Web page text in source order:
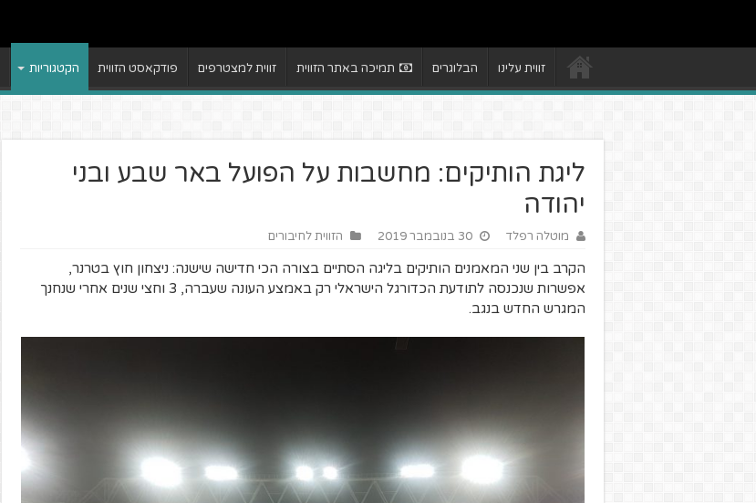
זווית עלינו הבלוגרים תמיכה באתר הזווית זווית למצטרפים פודקאסט הזווית הקטגוריות
ליגת הותיקים: מחשבות על הפועל באר שבע ובני
יהודה
מוטלה רפלד 30 בנובמבר 2019 הזווית לחיבורים
הקרב בין שני המאמנים הותיקים בליגה הסתיים בצורה הכי חדישה שישנה: ניצחון חוץ בטרנר,
אפשרות שנכנסה לתודעת הכדורגל הישראלי רק באמצע העונה שעברה, 3 וחצי שנים אחרי שנחנך
המגרש החדש בנגב.